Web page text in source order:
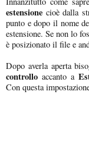
estensione cioè dalla
punto e dopo il nome
estensione. Se non lo
è posizionato il file e
Dopo averla aperta
controllo accanto a
Con questa